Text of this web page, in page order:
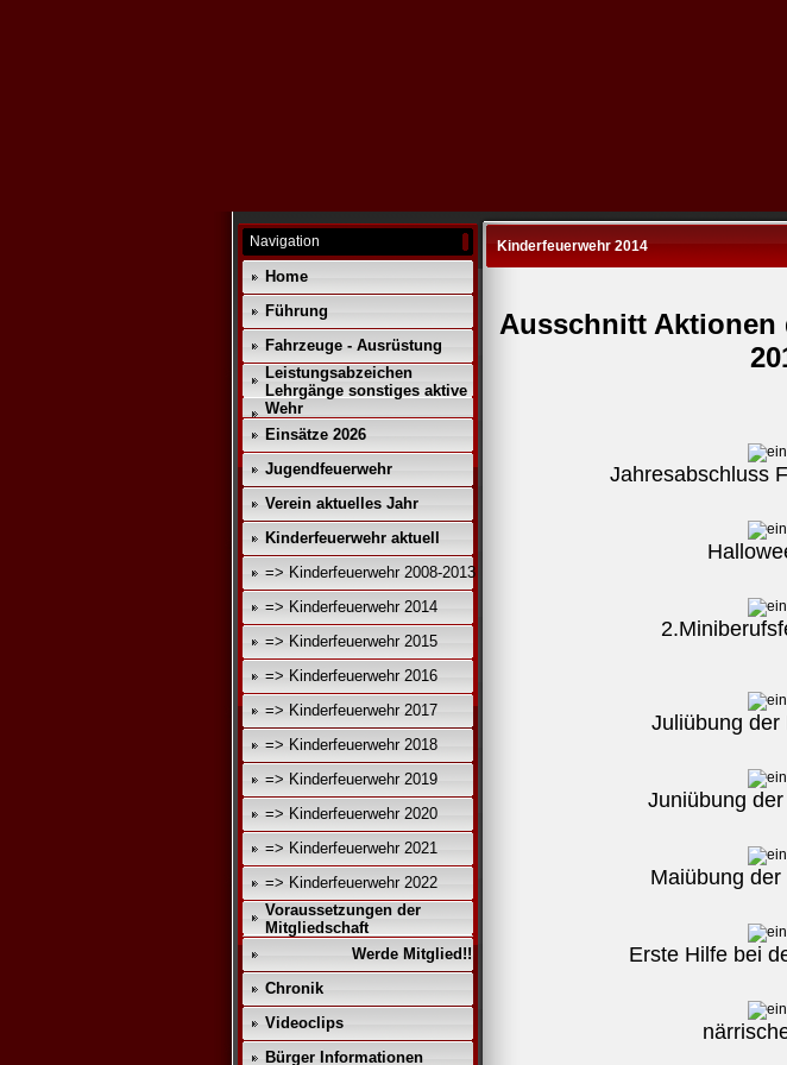
Navigation
Home
Führung
Fahrzeuge - Ausrüstung
Leistungsabzeichen
Lehrgänge sonstiges aktive
Wehr
Einsätze 2026
Jugendfeuerwehr
Verein aktuelles Jahr
Kinderfeuerwehr aktuell
=> Kinderfeuerwehr 2008-2013
=> Kinderfeuerwehr 2014
=> Kinderfeuerwehr 2015
=> Kinderfeuerwehr 2016
=> Kinderfeuerwehr 2017
=> Kinderfeuerwehr 2018
=> Kinderfeuerwehr 2019
=> Kinderfeuerwehr 2020
=> Kinderfeuerwehr 2021
=> Kinderfeuerwehr 2022
Voraussetzungen der
Mitgliedschaft
Werde Mitglied!!
Chronik
Videoclips
Bürger Informationen
Kinderfeuerwehr 2014
Ausschnitt Aktionen
Jahresabschluss
Juliübung der
Juniübung
Maiübung
Erste Hilfe bei